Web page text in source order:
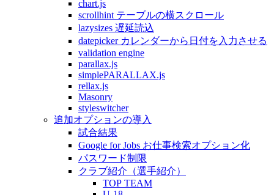
chart.js
scrollhint テーブルの横スクロール
lazysizes 遅延読込
datepicker カレンダーから日付を入力させる
validation engine
parallax.js
simplePARALLAX.js
rellax.js
Masonry
styleswitcher
追加オプションの導入
試合結果
Google for Jobs お仕事検索オプション化
パスワード制限
クラブ紹介（選手紹介）
TOP TEAM